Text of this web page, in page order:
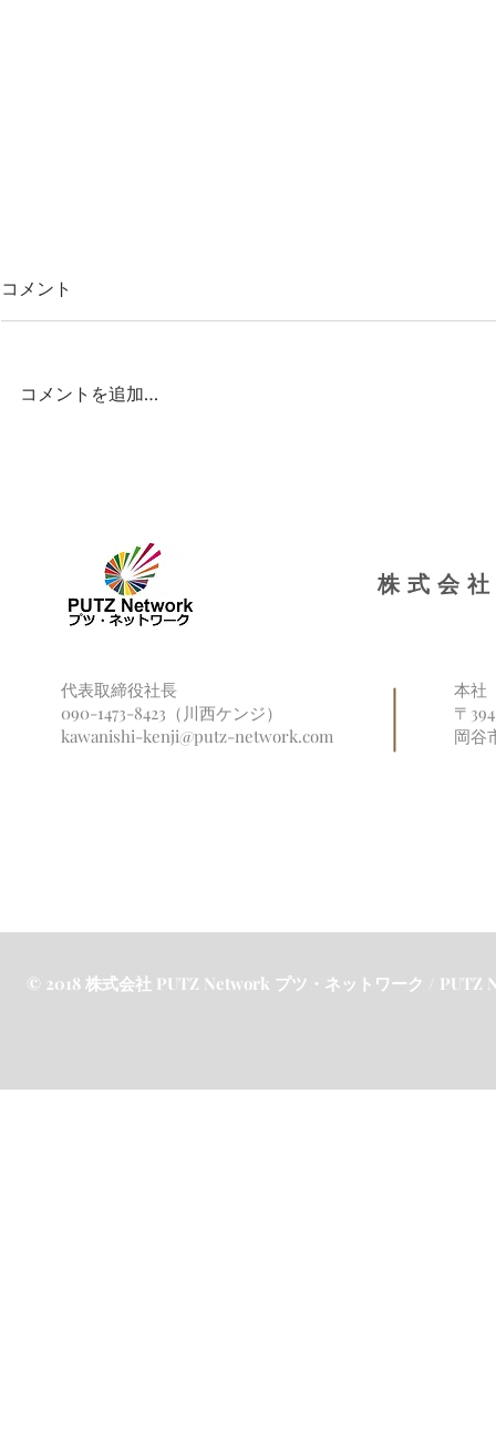
コメント
コメントを追加…
株式会
代表取締役社長
090-1473-8423（川西ケンジ）
kawanishi-kenji@putz-network.com
本社
〒
岡谷
© 2018 株式会社 PUTZ Network プツ・ネットワーク /